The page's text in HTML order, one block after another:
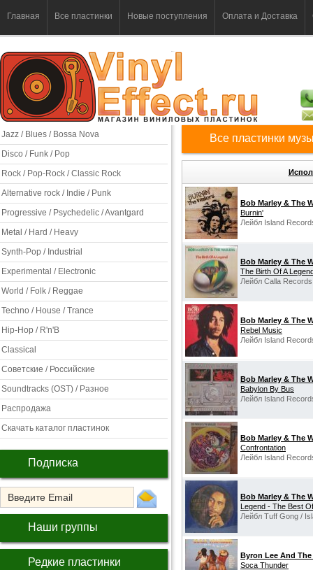
Главная Все пластинки Новые поступления Оплата и Доставка
Jazz / Blues / Bossa Nova
Disco / Funk / Pop
Rock / Pop-Rock / Classic Rock
Alternative rock / Indie / Punk
Progressive / Psychedelic / Avantgard
Metal / Hard / Heavy
Synth-Pop / Industrial
Experimental / Electronic
World / Folk / Reggae
Techno / House / Trance
Hip-Hop / R'n'B
Classical
Советские / Российские
Soundtracks (OST) / Разное
Распродажа
Скачать каталог пластинок
Подписка
Наши группы
Редкие пластинки
Все пластинки
Bob Marley & The
Burnin'
Лейбл Island
Bob Marley & The
The Birth Of A
Лейбл Calla
Bob Marley & The
Rebel Music
Лейбл Island
Bob Marley & The
Babylon By Bus
Лейбл Island
Bob Marley & The
Confrontation
Лейбл Island
Bob Marley & The
Legend - The Best
Лейбл Tuff Gong /
Byron Lee And
Soca Thunder